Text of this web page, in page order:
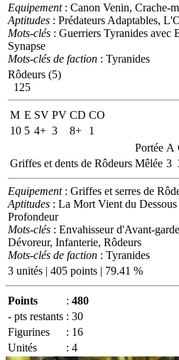
Equipement: Canon Venin, Crache-
Aptitudes : Prédateurs Adaptables,
Mots-clés : Guerriers Tyranides avec
Synapse
Mots-clés de faction : Tyranides
Rôdeurs (5)
125
M E SV PV CD CO
10 5 4+ 3 8+
1
Portée A
Griffes et dents de Rôdeurs Mêlée 3
Equipement: Griffes et serres de
Aptitudes : La Mort Vient du Dessous
Profondeur
Mots-clés : Envahisseur d'Avant-
Dévoreur, Infanterie, Rôdeurs
Mots-clés de faction : Tyranides
3 unités | 405 points | 79.41 %
Points : 480
- pts restants : 30
Figurines
: 16
Unités
: 4